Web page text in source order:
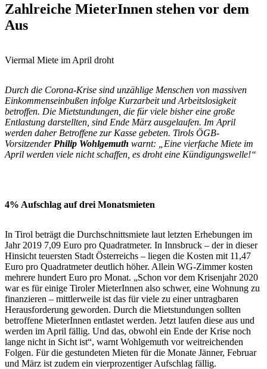
Zahlreiche MieterInnen stehen vor dem
Aus
Viermal Miete im April droht
Durch die Corona-Krise sind unzählige Menschen von massiven
Einkommenseinbußen infolge Kurzarbeit und Arbeitslosigkeit
betroffen. Die Mietstundungen, die für viele bisher eine große
Entlastung darstellten, sind Ende März ausgelaufen. Im April
werden daher Betroffene zur Kasse gebeten. Tirols ÖGB-
Vorsitzender Philip Wohlgemuth warnt: „Eine vierfache Miete im
April werden viele nicht schaffen, es droht eine Kündigungswelle!“
4% Aufschlag auf drei Monatsmieten
In Tirol beträgt die Durchschnittsmiete laut letzten Erhebungen im
Jahr 2019 7,09 Euro pro Quadratmeter. In Innsbruck – der in dieser
Hinsicht teuersten Stadt Österreichs – liegen die Kosten mit 11,47
Euro pro Quadratmeter deutlich höher. Allein WG-Zimmer kosten
mehrere hundert Euro pro Monat. „Schon vor dem Krisenjahr 2020
war es für einige Tiroler MieterInnen also schwer, eine Wohnung zu
finanzieren – mittlerweile ist das für viele zu einer untragbaren
Herausforderung geworden. Durch die Mietstundungen sollten
betroffene MieterInnen entlastet werden. Jetzt laufen diese aus und
werden im April fällig. Und das, obwohl ein Ende der Krise noch
lange nicht in Sicht ist“, warnt Wohlgemuth vor weitreichenden
Folgen. Für die gestundeten Mieten für die Monate Jänner, Februar
und März ist zudem ein vierprozentiger Aufschlag fällig.